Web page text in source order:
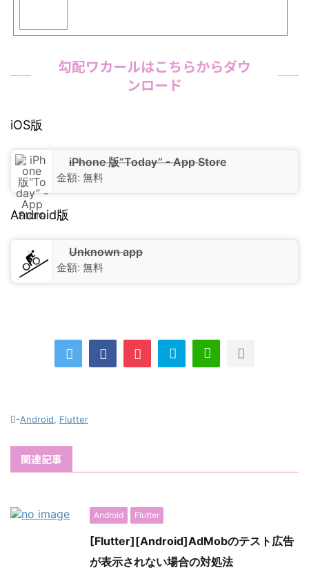
勾配ワカールはこちらからダウ
ンロード
iOS版
iPhone 版“Today” - App Store
金額: 無料
Android版
Unknown app
金額: 無料
-Android, Flutter
関連記事
Android Flutter
[Flutter][Android]AdMobのテスト広告
が表示されない場合の対処法